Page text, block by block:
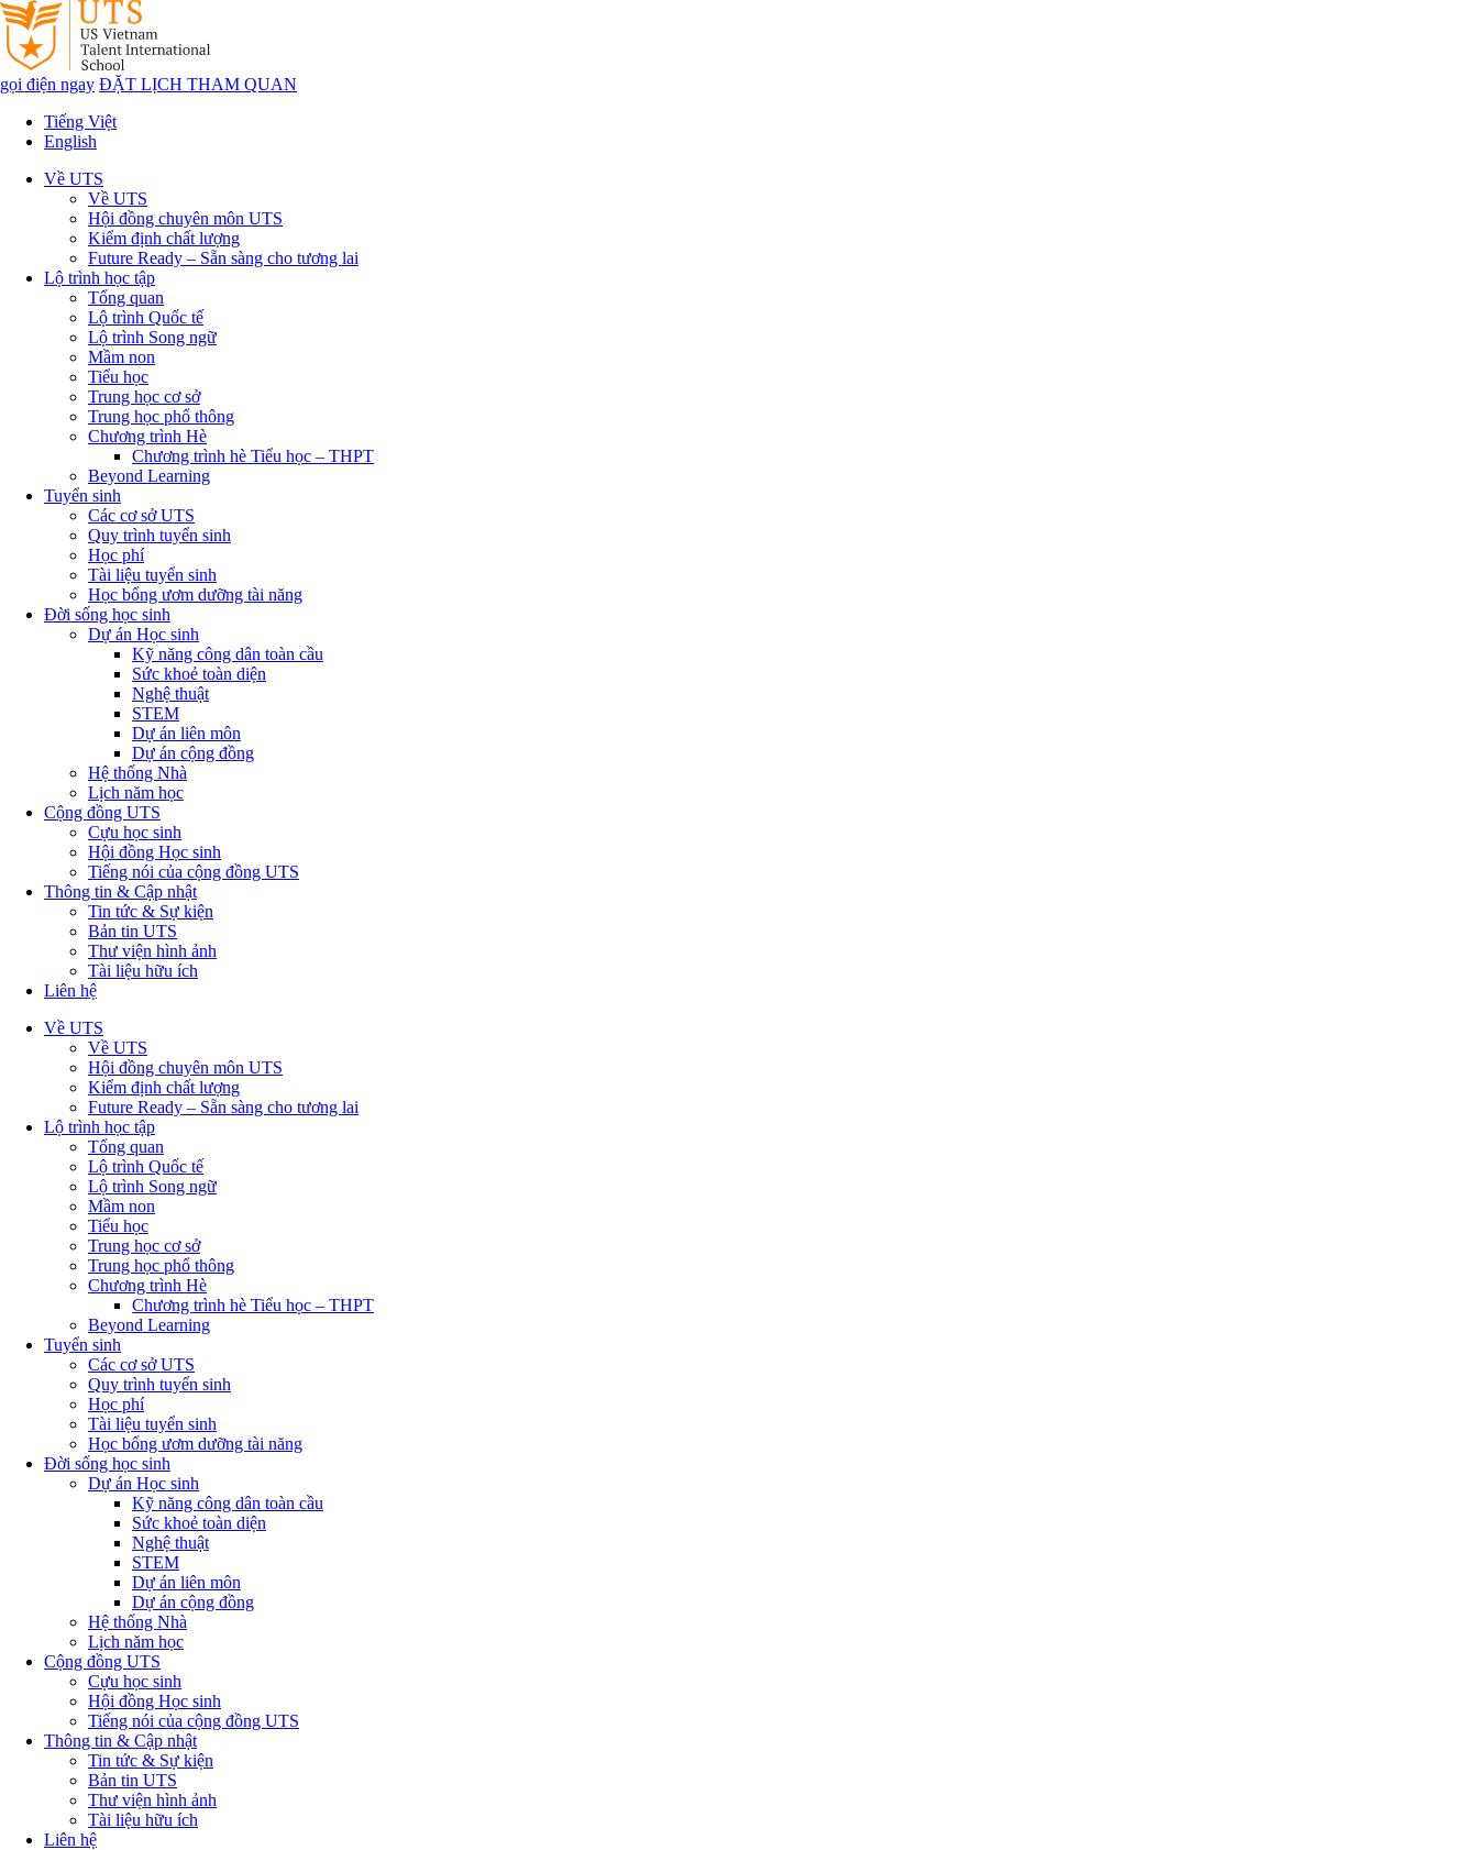
gọi điện ngay ĐẶT LỊCH THAM QUAN
Tiếng Việt
English
Về UTS
Về UTS
Hội đồng chuyên môn UTS
Kiểm định chất lượng
Future Ready – Sẵn sàng cho tương lai
Lộ trình học tập
Tổng quan
Lộ trình Quốc tế
Lộ trình Song ngữ
Mầm non
Tiểu học
Trung học cơ sở
Trung học phổ thông
Chương trình Hè
Chương trình hè Tiểu học – THPT
Beyond Learning
Tuyển sinh
Các cơ sở UTS
Quy trình tuyển sinh
Học phí
Tài liệu tuyển sinh
Học bổng ươm dưỡng tài năng
Đời sống học sinh
Dự án Học sinh
Kỹ năng công dân toàn cầu
Sức khoẻ toàn diện
Nghệ thuật
STEM
Dự án liên môn
Dự án cộng đồng
Hệ thống Nhà
Lịch năm học
Cộng đồng UTS
Cựu học sinh
Hội đồng Học sinh
Tiếng nói của cộng đồng UTS
Thông tin & Cập nhật
Tin tức & Sự kiện
Bản tin UTS
Thư viện hình ảnh
Tài liệu hữu ích
Liên hệ
Về UTS
Về UTS
Hội đồng chuyên môn UTS
Kiểm định chất lượng
Future Ready – Sẵn sàng cho tương lai
Lộ trình học tập
Tổng quan
Lộ trình Quốc tế
Lộ trình Song ngữ
Mầm non
Tiểu học
Trung học cơ sở
Trung học phổ thông
Chương trình Hè
Chương trình hè Tiểu học – THPT
Beyond Learning
Tuyển sinh
Các cơ sở UTS
Quy trình tuyển sinh
Học phí
Tài liệu tuyển sinh
Học bổng ươm dưỡng tài năng
Đời sống học sinh
Dự án Học sinh
Kỹ năng công dân toàn cầu
Sức khoẻ toàn diện
Nghệ thuật
STEM
Dự án liên môn
Dự án cộng đồng
Hệ thống Nhà
Lịch năm học
Cộng đồng UTS
Cựu học sinh
Hội đồng Học sinh
Tiếng nói của cộng đồng UTS
Thông tin & Cập nhật
Tin tức & Sự kiện
Bản tin UTS
Thư viện hình ảnh
Tài liệu hữu ích
Liên hệ